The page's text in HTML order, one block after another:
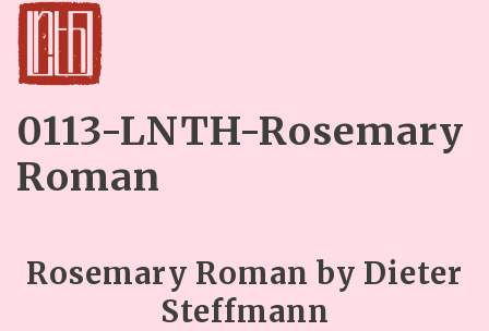
0113-LNTH-Rosemary
Roman
Rosemary Roman by Dieter
Steffmann